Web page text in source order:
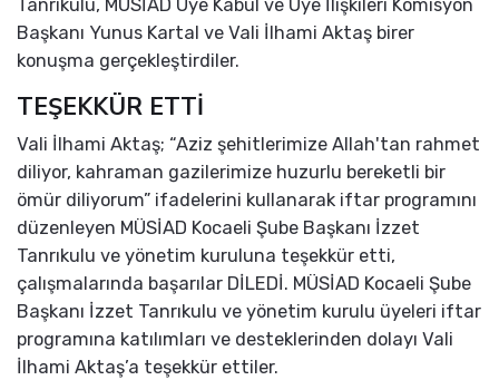
Tanrıkulu, MÜSİAD Üye Kabul ve Üye İlişkileri Komisyon
Başkanı Yunus Kartal ve Vali İlhami Aktaş birer
konuşma gerçekleştirdiler.
TEŞEKKÜR ETTİ
Vali İlhami Aktaş; “Aziz şehitlerimize Allah'tan rahmet
diliyor, kahraman gazilerimize huzurlu bereketli bir
ömür diliyorum” ifadelerini kullanarak iftar programını
düzenleyen MÜSİAD Kocaeli Şube Başkanı İzzet
Tanrıkulu ve yönetim kuruluna teşekkür etti,
çalışmalarında başarılar DİLEDİ. MÜSİAD Kocaeli Şube
Başkanı İzzet Tanrıkulu ve yönetim kurulu üyeleri iftar
programına katılımları ve desteklerinden dolayı Vali
İlhami Aktaş’a teşekkür ettiler.